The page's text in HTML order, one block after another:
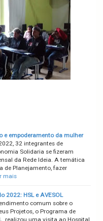
e empoderamento da mulher
32 integrantes de
Solidaria se fizeram
da Rede Ideia. A temática
de Planejamento, fazer
mais
2022: HSL e AVESOL
comum sobre o
Projetos, o Programa de